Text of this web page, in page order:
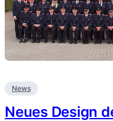
News
Neues Design